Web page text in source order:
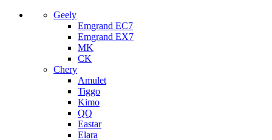
Geely
Emgrand EC7
Emgrand EX7
MK
CK
Chery
Amulet
Tiggo
Kimo
QQ
Eastar
Elara